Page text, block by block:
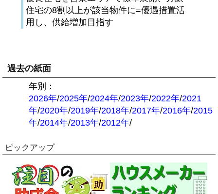
住宅の8割以上が該当物件に=優遇措置活
用し、供給増加目指す
過去の紙面
年別：
2026年/2025年/2024年/2023年/2022年/2021
年/2020年/2019年/2018年/2017年/2016年/2015
年/2014年/2013年/2012年/
ピックアップ